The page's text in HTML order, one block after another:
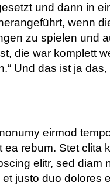
und dann in
wenn
zu spielen und
die war komplett
Und das ist ja
eirmod
rebum. Stet
elitr, sed
justo duo dolores